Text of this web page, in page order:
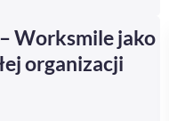
Worksmile jako
organizacji